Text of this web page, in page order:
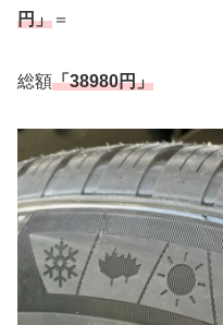
円」 ＝
総額「38980円」